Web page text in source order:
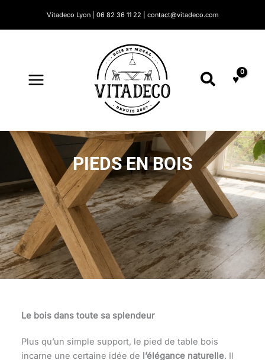
Vitadeco Lyon | 06 82 36 11 22 | contact@vitadeco.com
PIEDS EN BOIS
Le bois dans toute sa splendeur
Plus qu’un simple support, le pied de table bois
incarne une certaine idée de l’élégance naturelle. Il